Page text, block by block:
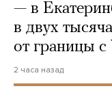
— в
в двух
от границы с
2 часа назад